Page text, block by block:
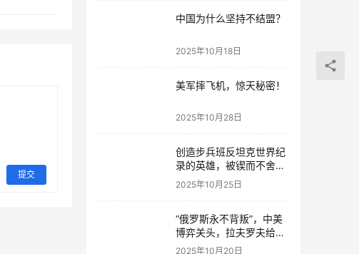
提交
中国为什么坚持不结盟？
2025年10月18日
美军摔飞机，惊天秘密！
2025年10月28日
创造步兵班反坦克世界纪
录的英雄，被锲而不舍的
军政委找回来了
2025年10月25日
“俄罗斯永不背叛”，中美
博弈关头，拉夫罗夫给了
中国千金一诺
2025年10月20日